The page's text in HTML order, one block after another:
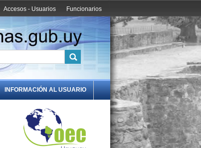
Funcionarios
Accesos - Usuarios
INFORMACIÓN AL USUARIO